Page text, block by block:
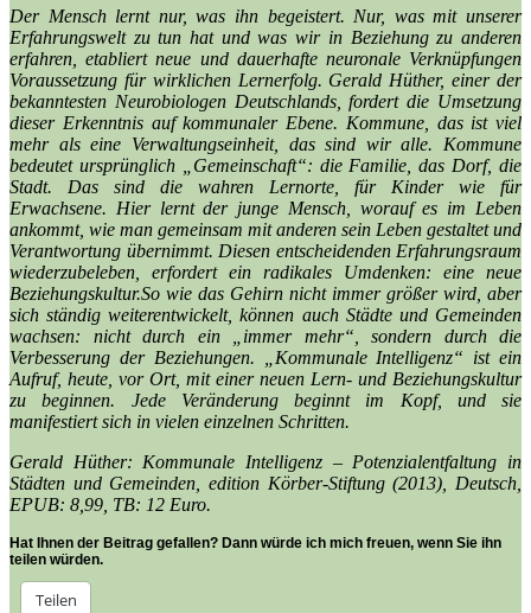
Der Mensch lernt nur, was ihn begeistert. Nur, was mit unserer
Erfahrungswelt zu tun hat und was wir in Beziehung zu anderen
erfahren, etabliert neue und dauerhafte neuronale Verknüpfungen
Voraussetzung für wirklichen Lernerfolg. Gerald Hüther, einer der
bekanntesten Neurobiologen Deutschlands, fordert die Umsetzung
dieser Erkenntnis auf kommunaler Ebene. Kommune, das ist viel
mehr als eine Verwaltungseinheit, das sind wir alle. Kommune
bedeutet ursprünglich „Gemeinschaft“: die Familie, das Dorf, die
Stadt. Das sind die wahren Lernorte, für Kinder wie für
Erwachsene. Hier lernt der junge Mensch, worauf es im Leben
ankommt, wie man gemeinsam mit anderen sein Leben gestaltet und
Verantwortung übernimmt. Diesen entscheidenden Erfahrungsraum
wiederzubeleben, erfordert ein radikales Umdenken: eine neue
Beziehungskultur.So wie das Gehirn nicht immer größer wird, aber
sich ständig weiterentwickelt, können auch Städte und Gemeinden
wachsen: nicht durch ein „immer mehr“, sondern durch die
Verbesserung der Beziehungen. „Kommunale Intelligenz“ ist ein
Aufruf, heute, vor Ort, mit einer neuen Lern- und Beziehungskultur
zu beginnen. Jede Veränderung beginnt im Kopf, und sie
manifestiert sich in vielen einzelnen Schritten.
Gerald Hüther: Kommunale Intelligenz – Potenzialentfaltung in
Städten und Gemeinden, edition Körber-Stiftung (2013), Deutsch,
EPUB: 8,99, TB: 12 Euro.
Hat Ihnen der Beitrag gefallen? Dann würde ich mich freuen, wenn Sie ihn
teilen würden.
Teilen